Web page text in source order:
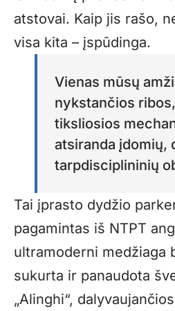
atstovai. Kaip jis rašo,
visa kita – įspūdinga.
Vienas mūsų
nykstančios
tiksliosios
atsiranda įdomių,
tarpdisciplininių
Tai įprasto dydžio
pagamintas iš NTPT
ultramoderni medžiaga
sukurta ir panaudota
„Alinghi“,